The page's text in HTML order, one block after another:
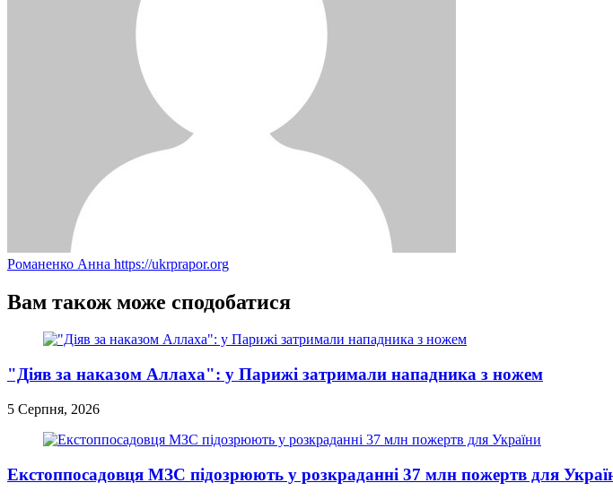
Романенко Анна https://ukrprapor.org
Вам також може сподобатися
"Діяв за наказом Аллаха": у Парижі затримали нападника з ножем
5 Серпня, 2026
Екстоппосадовця МЗС підозрюють у розкраданні 37 млн пожертв для